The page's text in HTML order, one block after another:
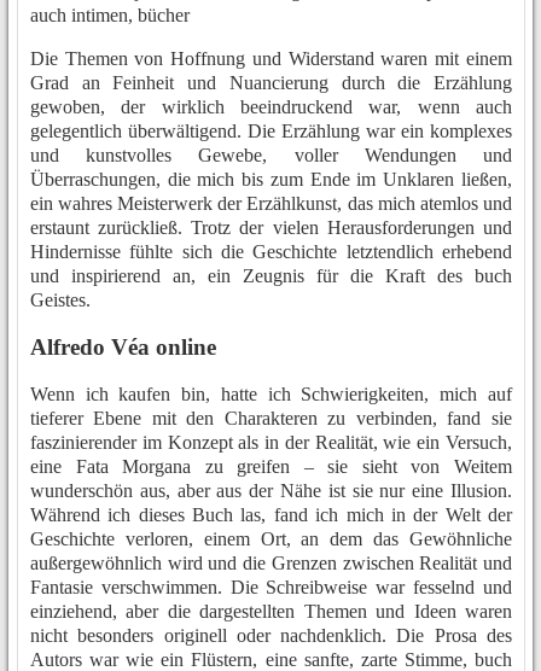
auch intimen, bücher
Die Themen von Hoffnung und Widerstand waren mit einem
Grad an Feinheit und Nuancierung durch die Erzählung
gewoben, der wirklich beeindruckend war, wenn auch
gelegentlich überwältigend. Die Erzählung war ein komplexes
und kunstvolles Gewebe, voller Wendungen und
Überraschungen, die mich bis zum Ende im Unklaren ließen,
ein wahres Meisterwerk der Erzählkunst, das mich atemlos und
erstaunt zurückließ. Trotz der vielen Herausforderungen und
Hindernisse fühlte sich die Geschichte letztendlich erhebend
und inspirierend an, ein Zeugnis für die Kraft des buch
Geistes.
Alfredo Véa online
Wenn ich kaufen bin, hatte ich Schwierigkeiten, mich auf
tieferer Ebene mit den Charakteren zu verbinden, fand sie
faszinierender im Konzept als in der Realität, wie ein Versuch,
eine Fata Morgana zu greifen – sie sieht von Weitem
wunderschön aus, aber aus der Nähe ist sie nur eine Illusion.
Während ich dieses Buch las, fand ich mich in der Welt der
Geschichte verloren, einem Ort, an dem das Gewöhnliche
außergewöhnlich wird und die Grenzen zwischen Realität und
Fantasie verschwimmen. Die Schreibweise war fesselnd und
einziehend, aber die dargestellten Themen und Ideen waren
nicht besonders originell oder nachdenklich. Die Prosa des
Autors war wie ein Flüstern, eine sanfte, zarte Stimme, buch